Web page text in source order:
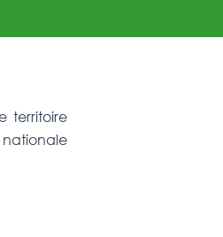
territoire
nationale